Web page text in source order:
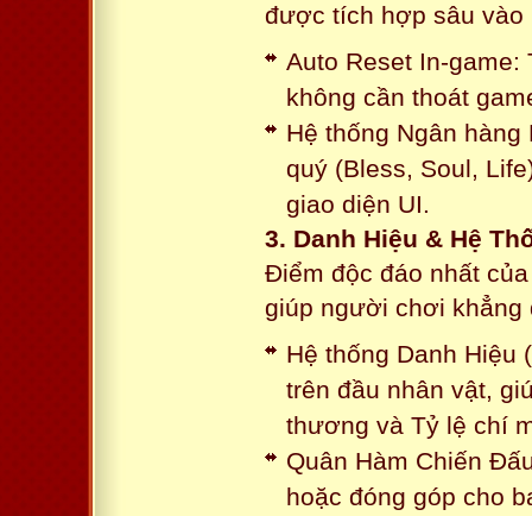
được tích hợp sâu vào
Auto Reset In-game:
không cần thoát
Hệ thống Ngân
quý (Bless, Soul,
giao diện UI.
3. Danh Hiệu & Hệ
Điểm độc đáo nhất
giúp người chơi khẳng
Hệ thống Danh Hiệu
trên đầu nhân vật,
thương và Tỷ lệ chí
Quân Hàm Chiến
hoặc đóng góp cho